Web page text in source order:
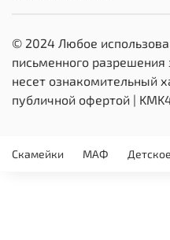
© 2024 Любое
письменного
несет ознакомительный
публичной офертой |
Скамейки МАФ